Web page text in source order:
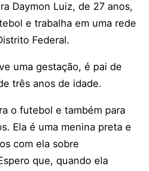
Daymon Luiz, de 27 anos,
e trabalha em uma rede
Federal.
uma gestação, é pai de
três anos de idade.
o futebol e também para
Ela é uma menina preta e
com ela sobre
que, quando ela